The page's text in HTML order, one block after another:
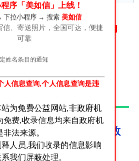
答:关于我们是做什么的
关于我们是做什么的？很多朋
友添加我们微信号之后多会问
家应该可以看得出来.我们是给
刑满释放人员...
2023-6-16-取保候审的故
事-隐藏犯罪
序「美如信」上线！
下拉小程序 → 搜索 美如信
信、寄送照片，全国可达，便捷
可靠
姓名条目的通知
人信息查询,个人信息查询是违
为免费公益网站,非政府机
免费,收录信息均来自政府机
法来源。
人员,我们收录的信息影响
我们屏蔽处理。